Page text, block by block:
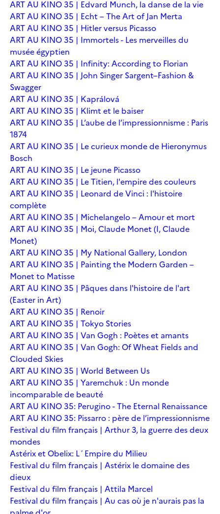
ART AU KINO 35 | Edvard Munch, la danse de la vie
ART AU KINO 35 | Echt – The Art of Jan Merta
ART AU KINO 35 | Hitler versus Picasso
ART AU KINO 35 | Immortels - Les merveilles du
musée égyptien
ART AU KINO 35 | Infinity: According to Florian
ART AU KINO 35 | John Singer Sargent–Fashion &
Swagger
ART AU KINO 35 | Kaprálová
ART AU KINO 35 | Klimt et le baiser
ART AU KINO 35 | L’aube de l’impressionnisme : Paris
1874
ART AU KINO 35 | Le curieux monde de Hieronymus
Bosch
ART AU KINO 35 | Le jeune Picasso
ART AU KINO 35 | Le Titien, l'empire des couleurs
ART AU KINO 35 | Leonard de Vinci : l'histoire
complète
ART AU KINO 35 | Michelangelo – Amour et mort
ART AU KINO 35 | Moi, Claude Monet (I, Claude
Monet)
ART AU KINO 35 | My National Gallery, London
ART AU KINO 35 | Painting the Modern Garden –
Monet to Matisse
ART AU KINO 35 | Pâques dans l'histoire de l'art
(Easter in Art)
ART AU KINO 35 | Renoir
ART AU KINO 35 | Tokyo Stories
ART AU KINO 35 | Van Gogh : Poètes et amants
ART AU KINO 35 | Van Gogh: Of Wheat Fields and
Clouded Skies
ART AU KINO 35 | World Between Us
ART AU KINO 35 | Yaremchuk : Un monde
incomparable de beauté
ART AU KINO 35: Perugino - The Eternal Renaissance
ART AU KINO 35: Pissarro : père de l’impressionnisme
Festival du film français | Arthur 3, la guerre des deux
mondes
Astérix et Obelix: L´Empire du Milieu
Festival du film français | Astérix le domaine des
dieux
Festival du film français | Attila Marcel
Festival du film français | Au cas où je n'aurais pas la